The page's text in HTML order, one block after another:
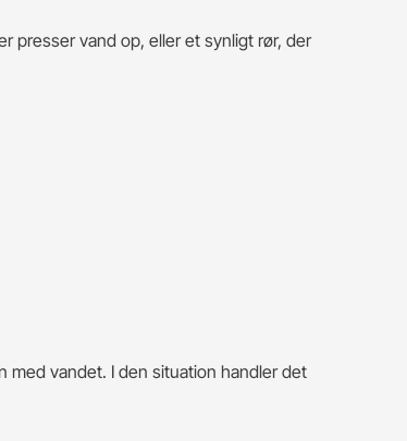
presser vand op, eller et synligt rør, der
med vandet. I den situation handler det